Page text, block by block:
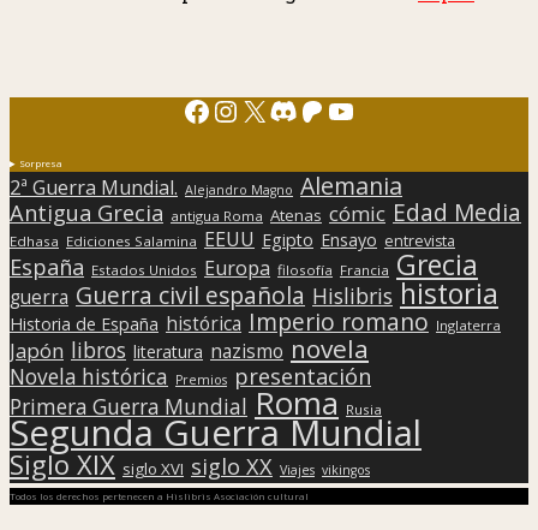
Facebook
Instagram
X Discord
Patreon
YouTube
Sorpresa
2ª Guerra Mundial. Alejandro Magno Alemania
Antigua Grecia antigua Roma Atenas cómic Edad Media
Edhasa Ediciones Salamina EEUU Egipto Ensayo entrevista
España Estados Unidos Europa filosofía Francia Grecia
guerra Guerra civil española Hislibris historia
Historia de España histórica Imperio romano Inglaterra
Japón libros literatura nazismo novela
Novela histórica Premios presentación
Primera Guerra Mundial Roma Rusia
Segunda Guerra Mundial
Siglo XIX siglo XVI siglo XX Viajes vikingos
Todos los derechos pertenecen a Hislibris Asociación cultural